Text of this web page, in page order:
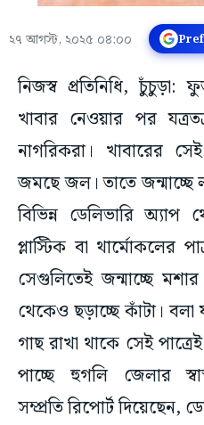
২৭ আগস্ট, ২০২৫ ০৪:০০
নিজস্ব প্রতিনিধি,
খাবার নেওয়ার পর
নাগরিকরা। খাবারের
জমছে জল। তাতে জন্মাচ্ছে
বিভিন্ন ডেলিভারি
প্লাস্টিক বা থার্মোকলের
সেগুলিতেই জন্মাচ্ছে
থেকেও ছড়াচ্ছে কাঁটা। বলা
গাছ রাখা থাকে সেই
পাচ্ছে হুগলি জেলার
সম্প্রতি রিপোর্ট দিয়েছেন,